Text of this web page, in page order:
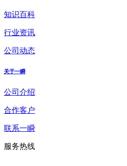
知识百科
行业资讯
公司动态
关于一瞬
公司介绍
合作客户
联系一瞬
服务热线